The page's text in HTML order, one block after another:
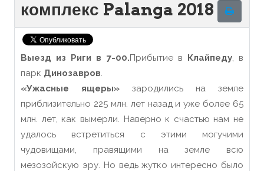
комплекс Palanga 2018
Выезд из Риги в 7-00.Прибытие в Клайпеду, в
парк Динозавров.
«Ужасные ящеры» зародились на земле
приблизительно 225 млн. лет назад и уже более 65
млн. лет, как вымерли. Наверно к счастью нам не
удалось встретиться с этими могучими
чудовищами, правящими на земле всю
мезозойскую эру. Но ведь жутко интересно было